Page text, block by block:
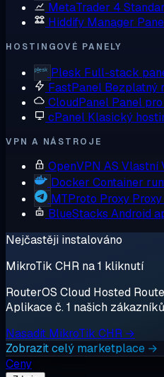
MetaTrader 4
Hiddify Manager
HOSTINGOVÉ PANELY
Plesk Full-stack
FastPanel Bezplatný
CloudPanel Panel
cPanel Klasický
VPN A NÁSTROJE
OpenVPN AS Vlastní
Docker Container
MTProto Proxy
BlueStacks Android
Nejčastěji instalováno
MikroTik CHR na 1 kliknutí
RouterOS Cloud Hosted
Aplikace č. 1 našich
Nasadit MikroTik CHR →
Zobrazit celý marketplace →
Ceny